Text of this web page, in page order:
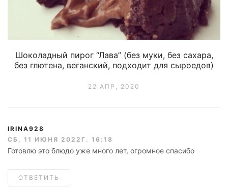
Шоколадный пирог “Лава” (без муки, без сахара,
без глютена, веганский, подходит для сыроедов)
22 АПР, 2020
IRINA928
СБ, 11 ИЮНЯ 2022Г. 16:18
Готовлю это блюдо уже много лет, огромное спасибо
ОТВЕТИТЬ